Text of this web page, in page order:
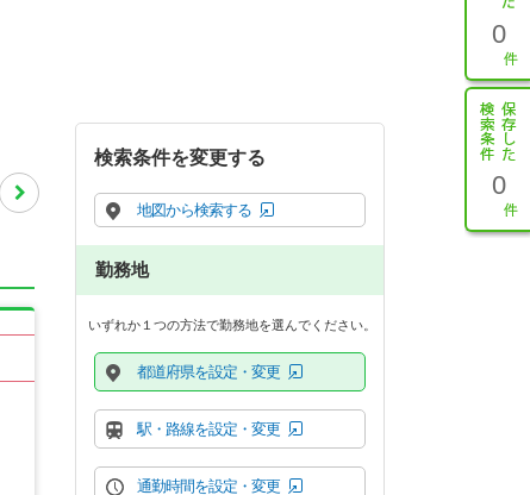
0
0
検索条件を変更する
地図から検索する
勤務地
いずれか１つの方法で勤務地を選んでください。
都道府県を設定・変更
駅・路線を設定・変更
通勤時間を設定・変更